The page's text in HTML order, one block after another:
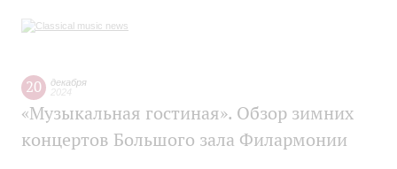
20
декабря
«Музыкальная гостиная». Обзор зимних
концертов Большого зала Филармонии